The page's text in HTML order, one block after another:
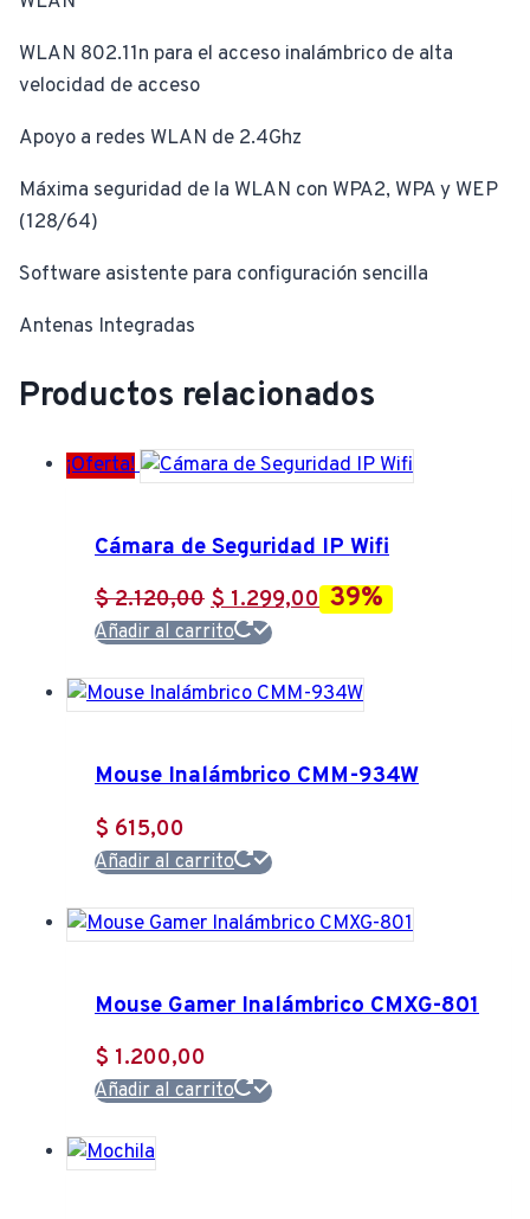
WLAN 802.11n para el acceso inalámbrico de alta
velocidad de acceso
Apoyo a redes WLAN de 2.4Ghz
Máxima seguridad de la WLAN con WPA2, WPA y WEP
(128/64)
Software asistente para configuración sencilla
Antenas Integradas
Productos relacionados
¡Oferta!
Cámara de Seguridad IP Wifi
$2.120,00 El
precio
era:
$1.299,00El
es:
39%
Añadir al carrito
Mouse Inalámbrico CMM-934W
$ 615,00
Añadir al carrito
Mouse Gamer Inalámbrico CMXG-801
$ 1.200,00
Añadir al carrito